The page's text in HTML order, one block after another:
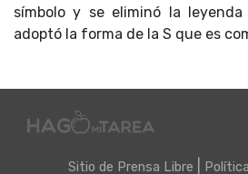
símbolo y se eliminó la
adoptó la forma de la S que es
Sitio de Prensa Libre